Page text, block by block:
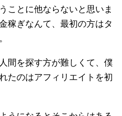
ことに他ならないと思いま
稼ぎなんて、最初の方はタ
間を探す方が難しくて、僕
たのはアフィリエイトを初